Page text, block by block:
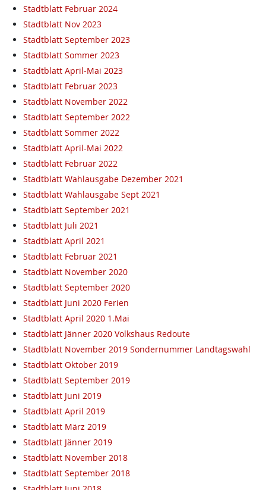
Stadtblatt Februar 2024
Stadtblatt Nov 2023
Stadtblatt September 2023
Stadtblatt Sommer 2023
Stadtblatt April-Mai 2023
Stadtblatt Februar 2023
Stadtblatt November 2022
Stadtblatt September 2022
Stadtblatt Sommer 2022
Stadtblatt April-Mai 2022
Stadtblatt Februar 2022
Stadtblatt Wahlausgabe Dezember 2021
Stadtblatt Wahlausgabe Sept 2021
Stadtblatt September 2021
Stadtblatt Juli 2021
Stadtblatt April 2021
Stadtblatt Februar 2021
Stadtblatt November 2020
Stadtblatt September 2020
Stadtblatt Juni 2020 Ferien
Stadtblatt April 2020 1.Mai
Stadtblatt Jänner 2020 Volkshaus Redoute
Stadtblatt November 2019 Sondernummer Landtagswahl
Stadtblatt Oktober 2019
Stadtblatt September 2019
Stadtblatt Juni 2019
Stadtblatt April 2019
Stadtblatt März 2019
Stadtblatt Jänner 2019
Stadtblatt November 2018
Stadtblatt September 2018